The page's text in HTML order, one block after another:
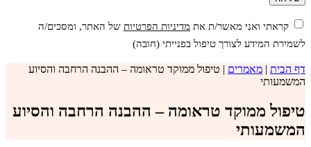
קראתי ואני מאשר/ת את מדיניות הפרטיות של האתר, ומסכים/ה
לשמירת המידע לצורך טיפול בפנייתי (חובה)
דף הבית | מאמרים | טיפול ממוקד טראומה – ההבנה הרחבה והסיוע
המשמעותי
טיפול ממוקד טראומה – ההבנה הרחבה והסיוע
המשמעותי